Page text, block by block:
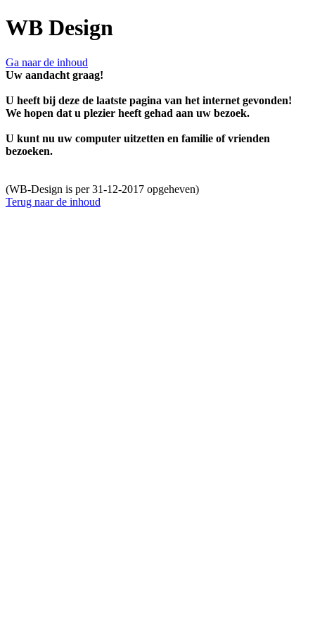
WB Design
Ga naar de inhoud
Uw aandacht graag!
U heeft bij deze de laatste pagina van het internet gevonden!
We hopen dat u plezier heeft gehad aan uw bezoek.
U kunt nu uw computer uitzetten en familie of vrienden
bezoeken.
(WB-Design is per 31-12-2017 opgeheven)
Terug naar de inhoud